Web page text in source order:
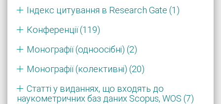
Індекс цитування в Research Gate (1)
Конференції (119)
Монографії (одноосібні) (2)
Монографії (колективні) (20)
Статті у виданнях, що входять до
наукометричних баз даних Scopus, WOS (7)